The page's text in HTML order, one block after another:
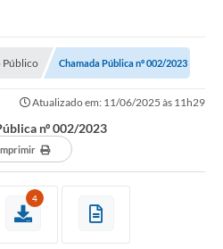
Público Chamada Pública nº 002/2023
Atualizado em: 11/06/2025 às 11h29
nº 002/2023
4